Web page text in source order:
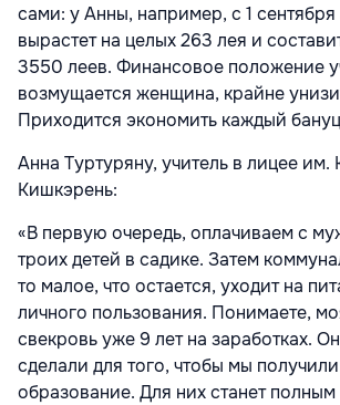
сами: у Анны, например, с 1 сентября
вырастет на целых 263 лея и
3550 леев. Финансовое положение
возмущается женщина, крайне
Приходится экономить каждый
Анна Туртуряну, учитель в лицее им.
Кишкэрень:
«В первую очередь, оплачиваем с
троих детей в садике. Затем
то малое, что остается, уходит на
личного пользования. Понимаете,
свекровь уже 9 лет на заработках.
сделали для того, чтобы мы
образование. Для них станет полным